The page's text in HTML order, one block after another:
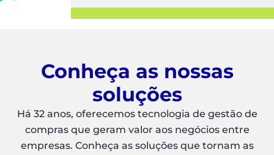
Conheça as nossas
soluções
Há 32 anos, oferecemos tecnologia de gestão de
compras que geram valor aos negócios entre
empresas. Conheça as soluções que tornam as